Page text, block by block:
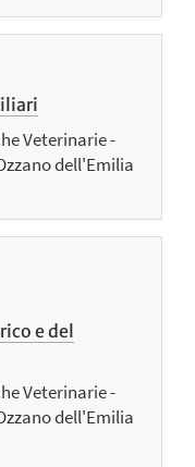
Veterinarie -
dell'Emilia
e del
Veterinarie -
dell'Emilia